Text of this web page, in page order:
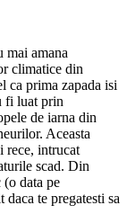
mai amana
climatice din
ca prima zapada isi
fi luat prin
de iarna din
Aceasta
rece, intrucat
scad. Din
data pe
te pregatesti sa